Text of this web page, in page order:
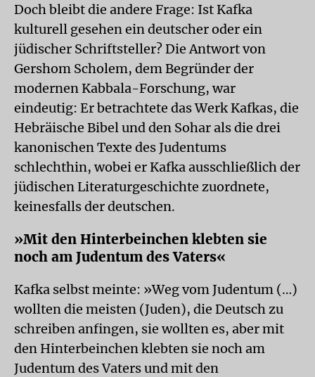
Doch bleibt die andere Frage: Ist Kafka
kulturell gesehen ein deutscher oder ein
jüdischer Schriftsteller? Die Antwort von
Gershom Scholem, dem Begründer der
modernen Kabbala-Forschung, war
eindeutig: Er betrachtete das Werk Kafkas, die
Hebräische Bibel und den Sohar als die drei
kanonischen Texte des Judentums
schlechthin, wobei er Kafka ausschließlich der
jüdischen Literaturgeschichte zuordnete,
keinesfalls der deutschen.
»Mit den Hinterbeinchen klebten sie
noch am Judentum des Vaters«
Kafka selbst meinte: »Weg vom Judentum (…)
wollten die meisten (Juden), die Deutsch zu
schreiben anfingen, sie wollten es, aber mit
den Hinterbeinchen klebten sie noch am
Judentum des Vaters und mit den